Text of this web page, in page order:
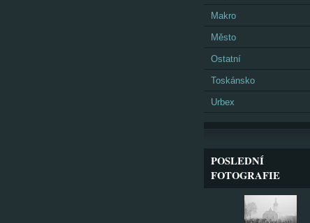
Makro
Město
Ostatní
Toskánsko
Urbex
POSLEDNÍ
FOTOGRAFIE